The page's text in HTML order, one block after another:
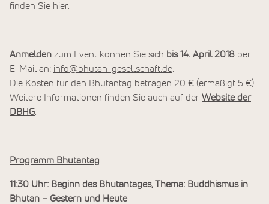
finden Sie hier.
Anmelden zum Event können Sie sich bis 14. April 2018 per
E-Mail an: info@bhutan-gesellschaft.de
Die Kosten für den Bhutantag betragen 20 € (ermäßigt 5 €).
Weitere Informationen finden Sie auch auf der Website der
DBHG
Programm Bhutantag
11:30 Uhr: Beginn des Bhutantages, Thema: Buddhismus in
Bhutan – Gestern und Heute